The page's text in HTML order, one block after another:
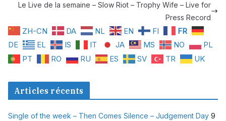
Le Live de la semaine – Slow Riot – Trophy Wife – Live for
Press Record
ZH-CN DA NL EN FI
FR
DE
EL IS IT JA MS NO
PL
PT
RO RU ES SV TR UK
Articles récents
Single of the week – Then Comes Silence – Judgement Day 9